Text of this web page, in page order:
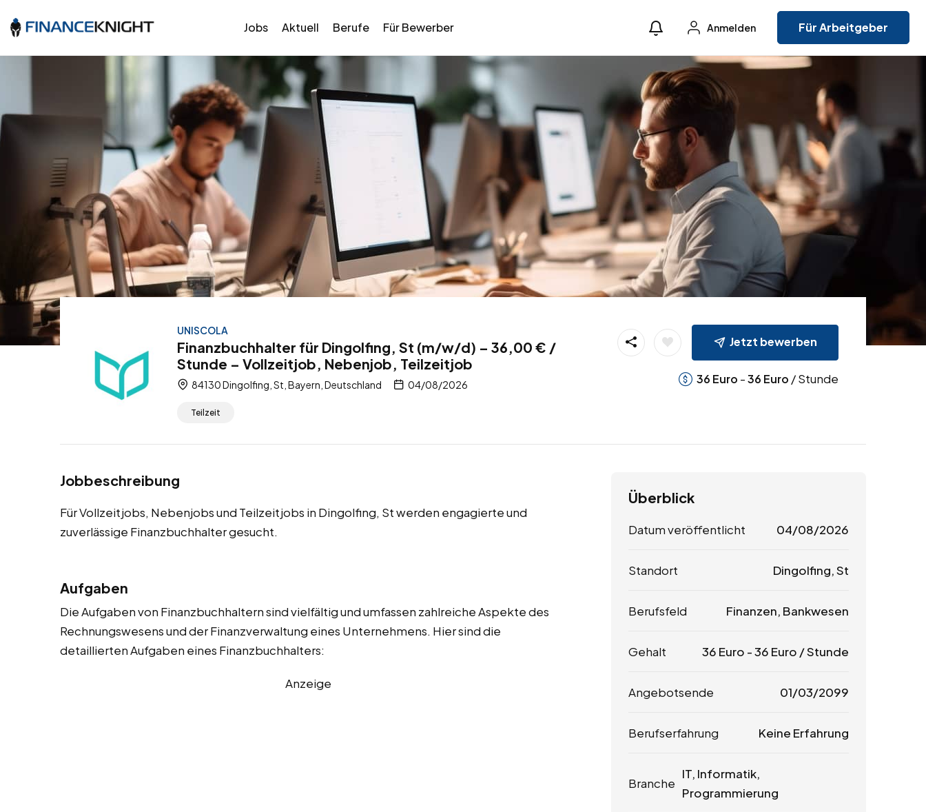
Jobs Aktuell Berufe Für Bewerber Anmelden Für Arbeitgeber
UNISCOLA
Finanzbuchhalter für Dingolfing, St (m/w/d) – 36,00 € /
Stunde – Vollzeitjob, Nebenjob, Teilzeitjob
84130 Dingolfing, St, Bayern, Deutschland 04/08/2026
Teilzeit
Jetzt bewerben
36 Euro -36 Euro / Stunde
Jobbeschreibung
Für Vollzeitjobs, Nebenjobs und Teilzeitjobs in Dingolfing, St werden engagierte und
zuverlässige Finanzbuchhalter gesucht.
Aufgaben
Die Aufgaben von Finanzbuchhaltern sind vielfältig und umfassen zahlreiche Aspekte des
Rechnungswesens und der Finanzverwaltung eines Unternehmens. Hier sind die
detaillierten Aufgaben eines Finanzbuchhalters:
Anzeige
Überblick
Datum veröffentlicht 04/08/2026
Standort Dingolfing, St
Berufsfeld Finanzen, Bankwesen
Gehalt 36 Euro -36 Euro / Stunde
Angebotsende 01/03/2099
Berufserfahrung Keine Erfahrung
Branche
IT, Informatik,
Programmierung